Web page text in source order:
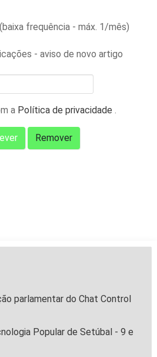
frequência - máx. 1/mês)
- aviso de novo artigo
a Política de privacidade .
parlamentar do Chat Control
Popular de Setúbal - 9 e